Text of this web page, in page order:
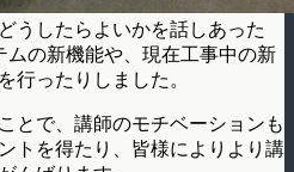
うしたらよいかを話しあった
ムの新機能や、現在工事中の新
行ったりしました。
とで、講師のモチベーションも
トを得たり、皆様によりより講